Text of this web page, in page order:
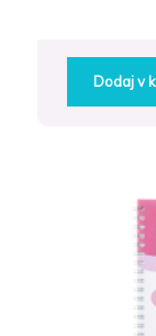
Dodaj v